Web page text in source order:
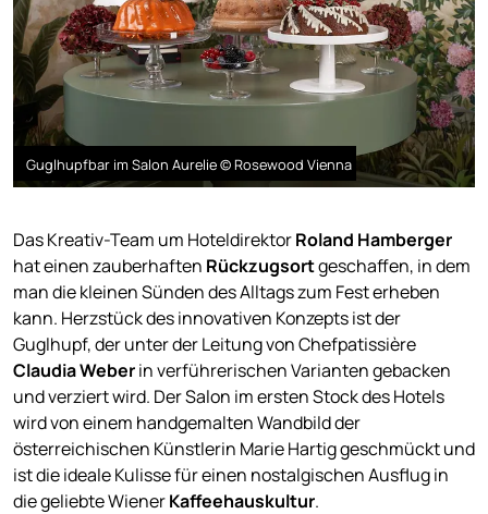
Guglhupfbar im Salon Aurelie © Rosewood Vienna
Das Kreativ-Team um HoteldirektorRoland Hamberger
hat einen zauberhaften Rückzugsortgeschaffen, in dem
man die kleinen Sünden des Alltags zum Fest erheben
kann. Herzstück des innovativen Konzepts ist der
Guglhupf, der unter der Leitung von Chefpatissière
Claudia Weberin verführerischen Varianten gebacken
und verziert wird. Der Salon im ersten Stock des Hotels
wird von einem handgemalten Wandbild der
österreichischen Künstlerin Marie Hartig geschmückt und
ist die ideale Kulisse für einen nostalgischen Ausflug in
die geliebte WienerKaffeehauskultur.